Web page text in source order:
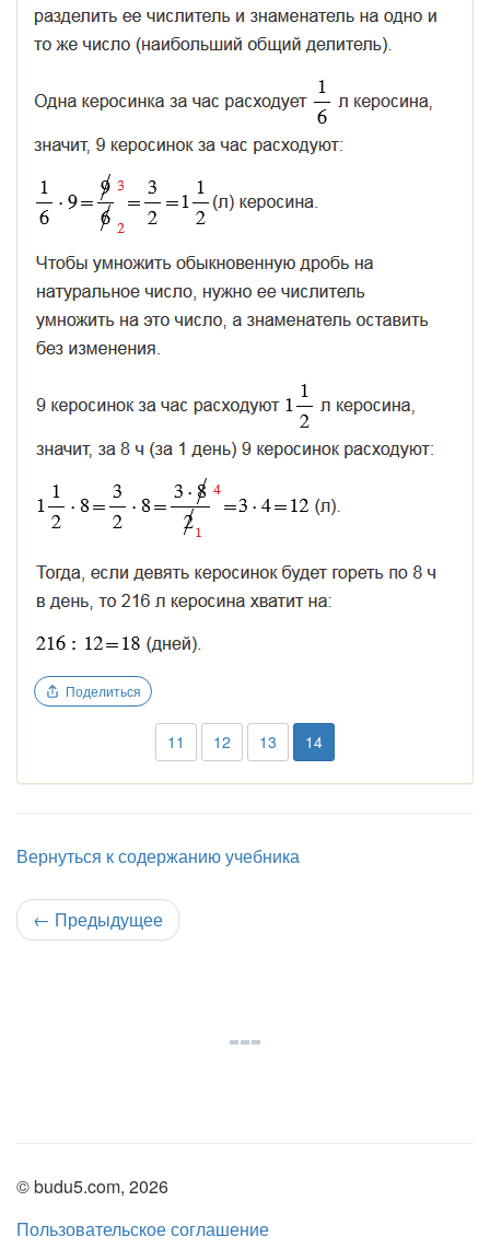
Поделиться
11 12 13 14
Вернуться к содержанию учебника
← Предыдущее
© budu5.com, 2026
Пользовательское соглашение